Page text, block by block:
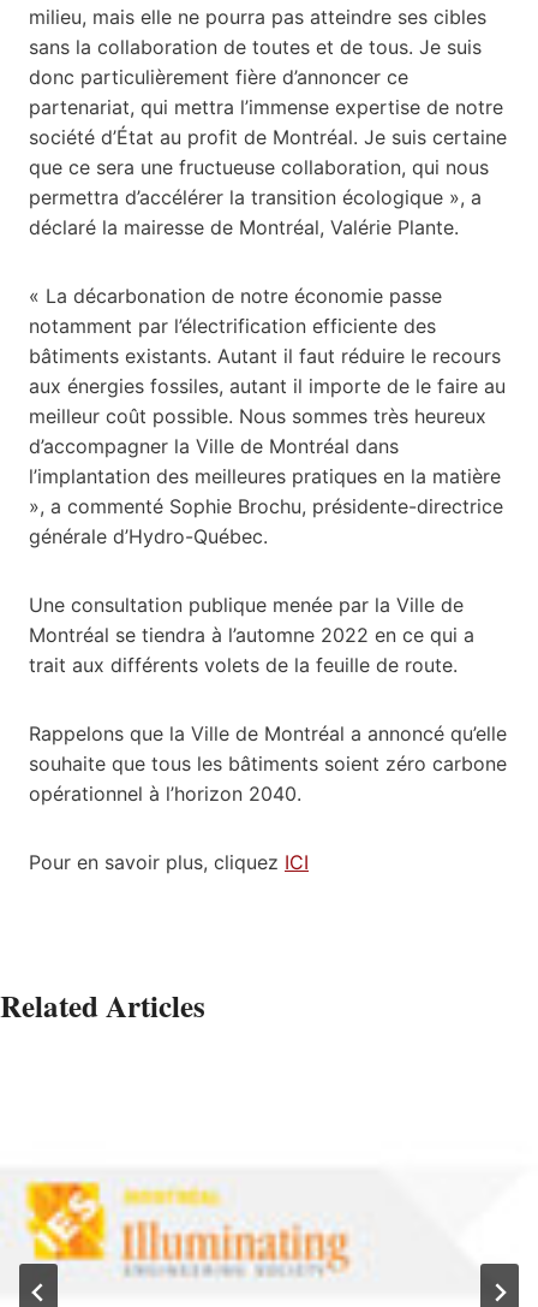
milieu, mais elle ne pourra pas atteindre ses cibles
sans la collaboration de toutes et de tous. Je suis
donc particulièrement fière d’annoncer ce
partenariat, qui mettra l’immense expertise de notre
société d’État au profit de Montréal. Je suis certaine
que ce sera une fructueuse collaboration, qui nous
permettra d’accélérer la transition écologique », a
déclaré la mairesse de Montréal, Valérie Plante.
« La décarbonation de notre économie passe
notamment par l’électrification efficiente des
bâtiments existants. Autant il faut réduire le recours
aux énergies fossiles, autant il importe de le faire au
meilleur coût possible. Nous sommes très heureux
d’accompagner la Ville de Montréal dans
l’implantation des meilleures pratiques en la matière
», a commenté Sophie Brochu, présidente-directrice
générale d’Hydro-Québec.
Une consultation publique menée par la Ville de
Montréal se tiendra à l’automne 2022 en ce qui a
trait aux différents volets de la feuille de route.
Rappelons que la Ville de Montréal a annoncé qu’elle
souhaite que tous les bâtiments soient zéro carbone
opérationnel à l’horizon 2040.
Pour en savoir plus, cliquez ICI
Related Articles